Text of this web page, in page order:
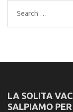
Search
for:
LA SOLITA
SALPIAMO